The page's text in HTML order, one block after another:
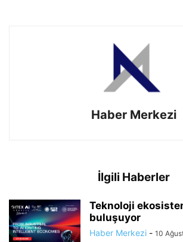
Haber Merkezi
İlgili Haberler
Teknoloji
buluşuyor
Haber Merkezi - 10